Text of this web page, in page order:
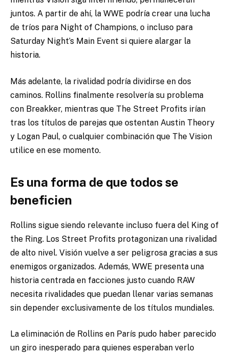
juntos. A partir de ahí, la WWE podría crear una lucha
de tríos para Night of Champions, o incluso para
Saturday Night’s Main Event si quiere alargar la
historia.
Más adelante, la rivalidad podría dividirse en dos
caminos. Rollins finalmente resolvería su problema
con Breakker, mientras que The Street Profits irían
tras los títulos de parejas que ostentan Austin Theory
y Logan Paul, o cualquier combinación que The Vision
utilice en ese momento.
Es una forma de que todos se
beneficien
Rollins sigue siendo relevante incluso fuera del King of
the Ring. Los Street Profits protagonizan una rivalidad
de alto nivel. Visión vuelve a ser peligrosa gracias a sus
enemigos organizados. Además, WWE presenta una
historia centrada en facciones justo cuando RAW
necesita rivalidades que puedan llenar varias semanas
sin depender exclusivamente de los títulos mundiales.
La eliminación de Rollins en París pudo haber parecido
un giro inesperado para quienes esperaban verlo